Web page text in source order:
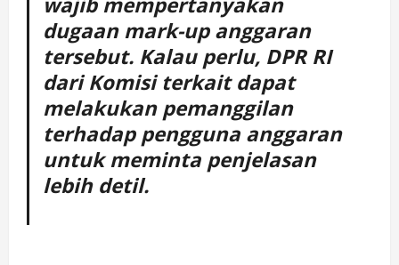
dugaan mark-up anggaran
tersebut. Kalau perlu, DPR RI
dari Komisi terkait dapat
melakukan pemanggilan
terhadap pengguna anggaran
untuk meminta penjelasan
lebih detil.